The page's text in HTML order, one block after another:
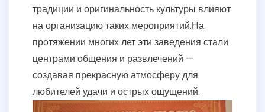
традиции и оригинальность культуры влияют
на организацию таких мероприятий.На
протяжении многих лет эти заведения стали
центрами общения и развлечений —
создавая прекрасную атмосферу для
любителей удачи и острых ощущений.